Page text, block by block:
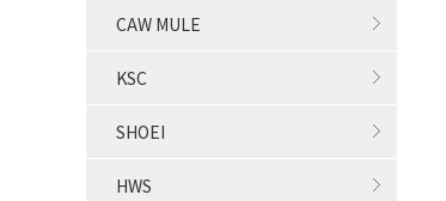
CAW MULE
KSC
SHOEI
HWS